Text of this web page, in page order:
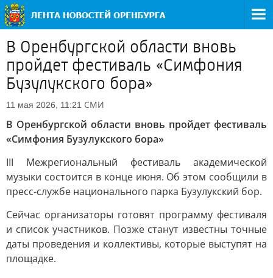
В Оренбургской области вновь
пройдет фестиваль «Симфония
Бузулукского бора»
11 мая 2026, 11:21 СМИ
В Оренбургской области вновь пройдет фестиваль
«Симфония Бузулукского бора»
III Межрегиональный фестиваль академической
музыки состоится в конце июня. Об этом сообщили в
пресс-службе национального парка Бузулукский бор.
Сейчас организаторы готовят программу фестиваля
и список участников. Позже станут известны точные
даты проведения и коллективы, которые выступят на
площадке.